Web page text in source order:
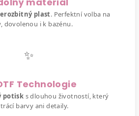
plast. Perfektní volba na
dovolenou i k bazénu.
✨
Technologie
potisk s dlouhou životností, který
barvy ani detaily.